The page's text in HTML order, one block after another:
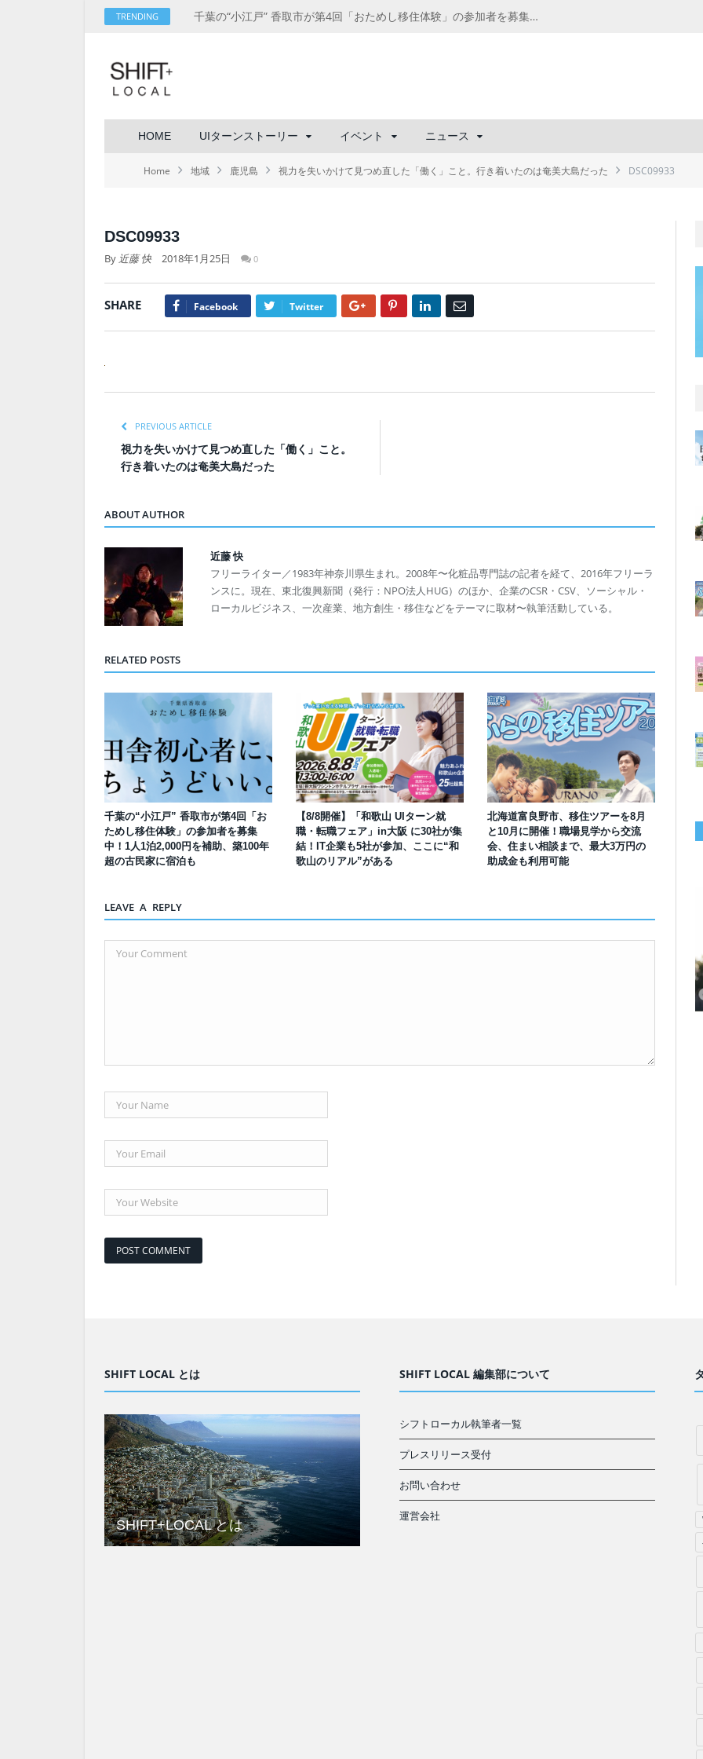
TRENDING 千葉の“小江戸” 香取市が第4回「おためし移住体験」の参加者を募集中！1人1泊2,000円を補助、築100年超の古民家に宿泊も
HOME UIターンストーリー イベント ニュース
Home 地域 鹿児島 視力を失いかけて見つめ直した「働く」こと。行き着いたのは奄美大島だった DSC09933
DSC09933
By 近藤 快 2018年1月25日 0
SHARE Facebook Twitter Google+ Pinterest LinkedIn
PREVIOUS ARTICLE
視力を失いかけて見つめ直した「働く」こと。
行き着いたのは奄美大島だった
ABOUT AUTHOR
近藤 快
フリーライター／1983年神奈川県生まれ。2008年〜化粧品専門誌の記者を経て、2016年フリーラ
ンスに。現在、東北復興新聞（発行：NPO法人HUG）のほか、企業のCSR・CSV、ソーシャル・
ローカルビジネス、一次産業、地方創生・移住などをテーマに取材〜執筆活動している。
RELATED POSTS
千葉の“小江戸” 香取市が第4回「お
ためし移住体験」の参加者を募集
中！1人1泊2,000円を補助、築100年
超の古民家に宿泊も
【8/8開催】「和歌山 UIターン就
職・転職フェア」in大阪 に30社が集
結！IT企業も5社が参加、ここに“和
歌山のリアル”がある
北海道富良野市、移住ツアーを8月
と10月に開催！職場見学から交流
会、住まい相談まで、最大3万円の
助成金も利用可能
LEAVE A REPLY
SHIFT LOCAL とは
SHIFT+LOCAL とは
SHIFT LOCAL 編集部について
シフトローカル執筆者一覧
プレスリリース受付
お問い合わせ
運営会社